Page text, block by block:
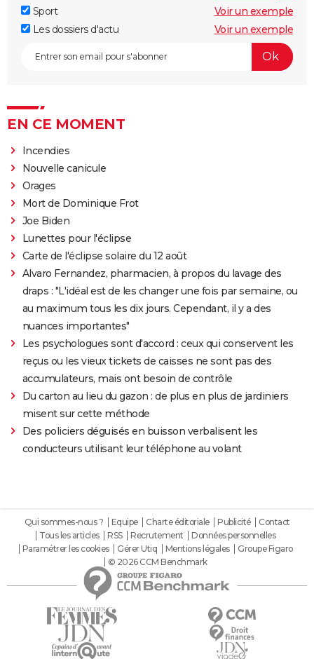
Sport
Voir un exemple
Les dossiers d'actu
Voir un exemple
EN CE MOMENT
Incendies
Nouvelle canicule
Orages
Mort de Dominique Frot
Joe Biden
Lunettes pour l'éclipse
Carte de l'éclipse solaire du 12 août
Alvaro Fernandez, pharmacien, à propos du lavage des
draps : "L'idéal est de les changer une fois par semaine, ou
au maximum tous les dix jours. Cependant, il y a des
nuances importantes"
Les psychologues sont d'accord : ceux qui conservent les
reçus ou les vieux tickets de caisses ne sont pas des
accumulateurs, mais ont besoin de contrôle
Du carton au lieu du gazon : de plus en plus de jardiniers
misent sur cette méthode
Des policiers déguisés en buisson verbalisent les
conducteurs utilisant leur téléphone au volant
Qui sommes-nous ? Equipe Charte éditoriale Publicité
Contact
Tous les articles
RSS Recrutement
Données personnelles
Paramétrer les cookies
Gérer Utiq Mentions légales
Groupe Figaro
© 2026 CCM Benchmark